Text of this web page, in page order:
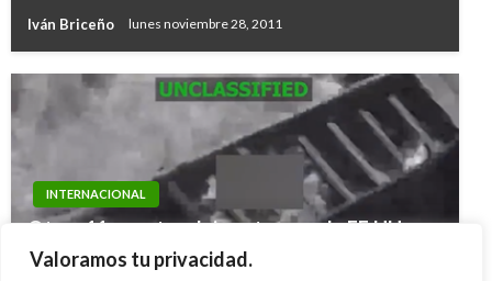
Valoramos tu privacidad.
Iván Briceño lunes noviembre 28, 2011
INTERNACIONAL
Otros 11 muertos dejan ataques de EE.UU
contra 3 «narcolanchas» en el Caribe y el